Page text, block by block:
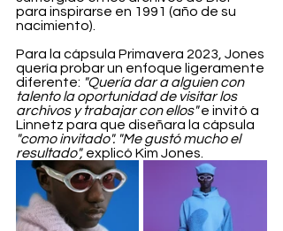
para inspirarse en 1991 (año de su
nacimiento).
Para la cápsula Primavera 2023, Jones
quería probar un enfoque ligeramente
diferente: "Quería dar a alguien con
talento la oportunidad de visitar los
archivos y trabajar con ellos" e invitó a
Linnetz para que diseñara la cápsula
"como invitado". "Me gustó mucho el
resultado", explicó Kim Jones.